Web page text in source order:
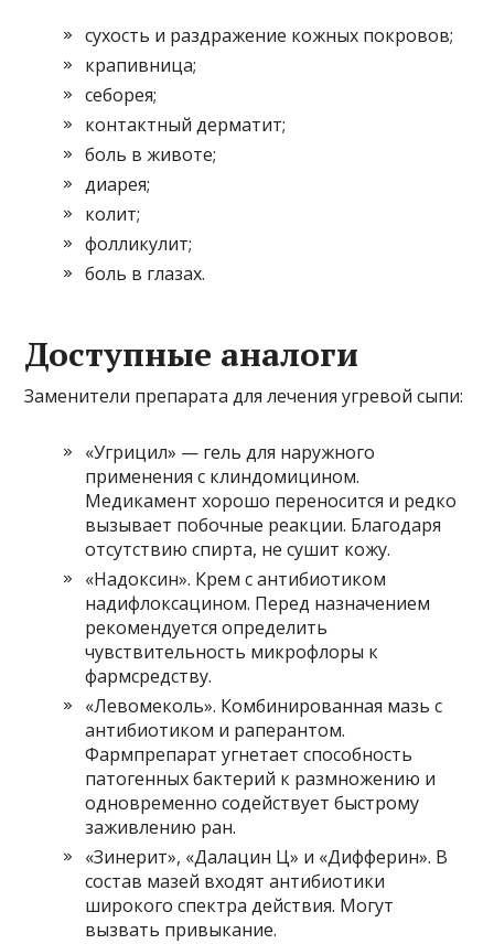
сухость и раздражение кожных покровов;
крапивница;
себорея;
контактный дерматит;
боль в животе;
диарея;
колит;
фолликулит;
боль в глазах.
Доступные аналоги
Заменители препарата для лечения угревой сыпи:
«Угрицил» — гель для наружного
применения с клиндомицином.
Медикамент хорошо переносится и редко
вызывает побочные реакции. Благодаря
отсутствию спирта, не сушит кожу.
«Надоксин». Крем с антибиотиком
надифлоксацином. Перед назначением
рекомендуется определить
чувствительность микрофлоры к
фармсредству.
«Левомеколь». Комбинированная мазь с
антибиотиком и раперантом.
Фармпрепарат угнетает способность
патогенных бактерий к размножению и
одновременно содействует быстрому
заживлению ран.
«Зинерит», «Далацин Ц» и «Дифферин». В
состав мазей входят антибиотики
широкого спектра действия. Могут
вызвать привыкание.